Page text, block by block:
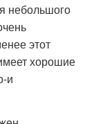
небольшого
этот
хорошие
и